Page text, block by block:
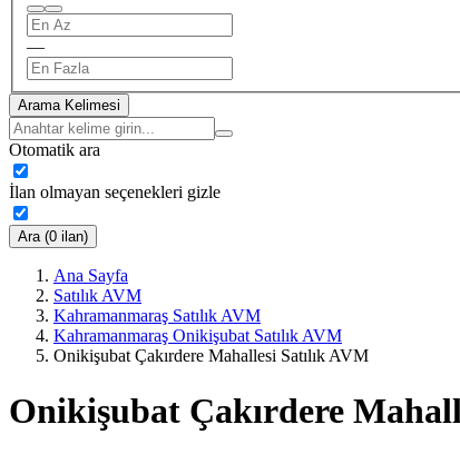
—
Arama Kelimesi
Otomatik ara
İlan olmayan seçenekleri gizle
Ara (0 ilan)
Ana Sayfa
Satılık AVM
Kahramanmaraş Satılık AVM
Kahramanmaraş Onikişubat Satılık AVM
Onikişubat Çakırdere Mahallesi Satılık AVM
Onikişubat Çakırdere